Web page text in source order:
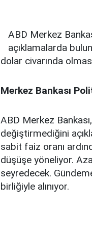
ABD Merkez
açıklamalarda
dolar civarında
Merkez Bankası
ABD Merkez
değiştirmediğini
sabit faiz oranı
düşüşe yöneliyor.
seyredecek.
birliğiyle alınıyor.